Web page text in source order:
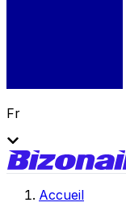
Fr
Accueil